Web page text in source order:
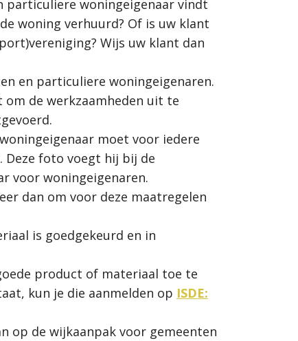
particuliere woningeigenaar vindt
woning verhuurd? Of is uw klant
Wijs uw klant dan
en particuliere woningeigenaren.
de werkzaamheden uit te
moet voor iedere
Deze foto voegt hij bij de
voor woningeigenaren.
dan om voor deze maatregelen
is goedgekeurd en in
product of materiaal toe te
kun je die aanmelden op ISDE:
op de wijkaanpak voor gemeenten